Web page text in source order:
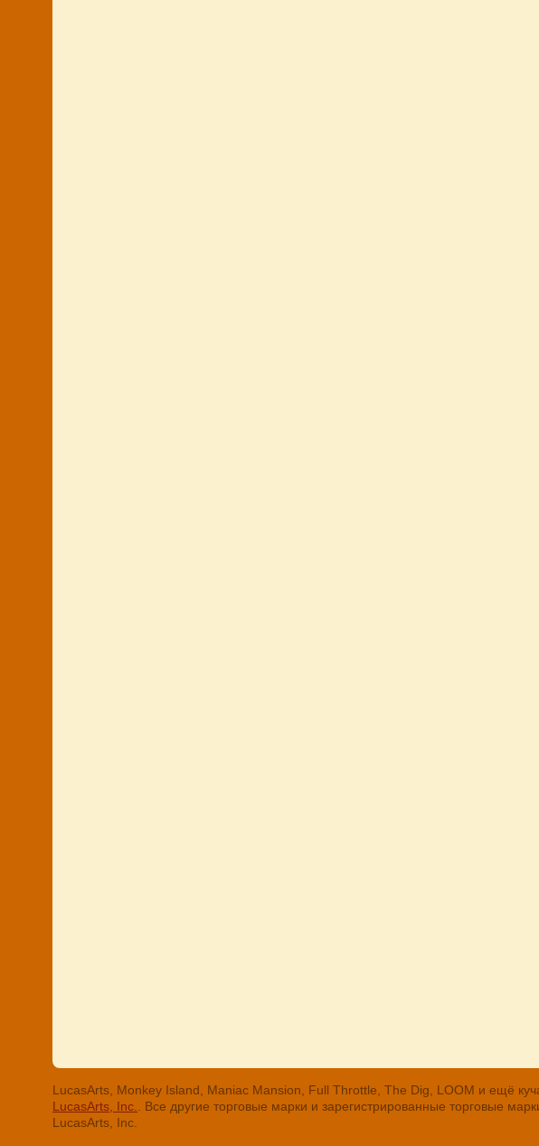
LucasArts, Monkey Island, Maniac Mansion, Full Throttle, The Dig, LOOM и ещё
LucasArts, Inc.
. Все другие торговые марки и зарегистрированные торговые
LucasArts, Inc.